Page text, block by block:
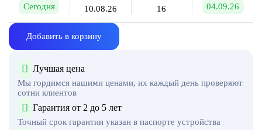
Сегодня 10.08.26 16 04.09.26
Добавить в корзину
Лучшая цена
Мы гордимся нашими ценами, их каждый день проверяют
сотни клиентов
Гарантия от 2 до 5 лет
Точный срок гарантии указан в паспорте устройства